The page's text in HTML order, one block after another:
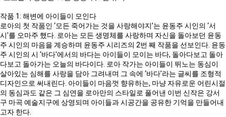
작품 1: 해변에 아이들이 모인다
로아의 첫 작품인 ‘모든 죽어가는 것을 사랑해야지’는 윤동주 시인의 ‘서
시'를 오마주 했다. 로아는 모든 생명체를 사랑하며 자신을 돌아보던 윤동
주 시인의 마음을 계승하며 윤동주 시리즈의 2번 째 작품을 선보인다. 윤동
주 시인의 시 ‘바다'에서의 바다는 아이들이 모이는 바다, 돌아다보고 돌아
다보고 돌아가는 오늘의 바다이다. 로아 작가는 아이들이 뛰노는 동심이
살아있는 심해를 사랑을 담아 그려내며 그 속에 ‘바다’라는 글씨를 조형적
디자인으로 써내린다. 아이들이 마음껏 향유하는, 마냥 자유로운 어린시절
의 동심과도 같은 그 심연을 로아만의 스타일로 풀어낸 이번 신작은 강서
구 마곡 예술지구에 상영되며 아이들과 시공간을 공유한 기억을 만들어내
고자 한다.